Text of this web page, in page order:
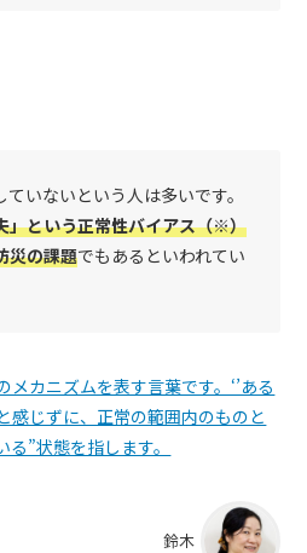
いないという人は多いです。
」という正常性バイアス（※）
災の課題でもあるといわれてい
カニズムを表す言葉です。‘’ある
感じずに、正常の範囲内のものと
”状態を指します。
鈴木